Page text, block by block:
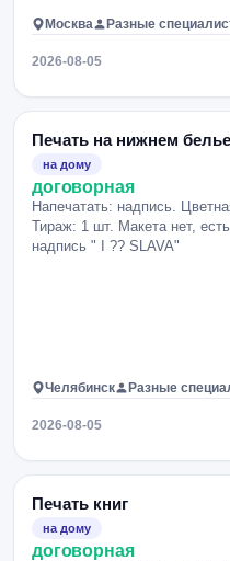
Москва Разные
2026-08-05
Печать на нижнем белье
на дому
договорная
Напечатать: надпись.
Тираж: 1 шт. Макета нет,
надпись " I ?? SLAVA"
Челябинск Разные
2026-08-05
Печать книг
на дому
договорная